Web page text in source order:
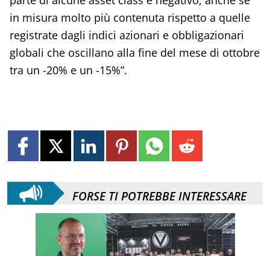
in misura molto più contenuta rispetto a quelle
registrate dagli indici azionari e obbligazionari
globali che oscillano alla fine del mese di ottobre
tra un -20% e un -15%”.
FORSE TI POTREBBE INTERESSARE